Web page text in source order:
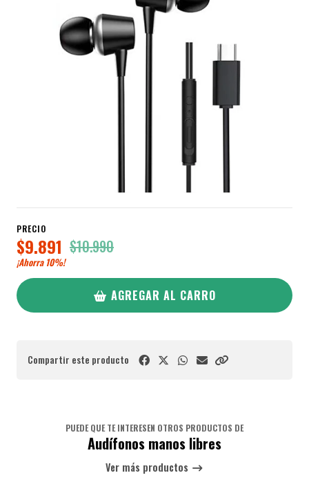
PRECIO
$9.891 $10.990
¡Ahorra 10%!
AGREGAR AL CARRO
Compartir este producto
PUEDE QUE TE INTERESEN OTROS PRODUCTOS DE
Audífonos manos libres
Ver más productos